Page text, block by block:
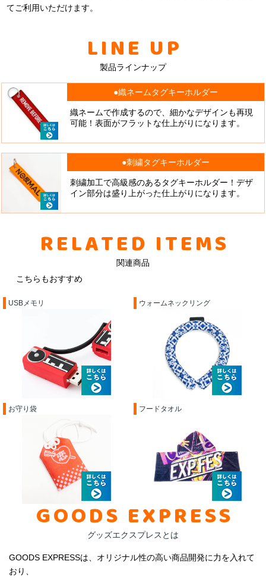
てご利用いただけます。
LINE UP
製品ラインナップ
●織ネームタグキーホルダー
織ネームで作成するので、細かなデザインも再現
可能！表面がフラットな仕上がりになります。
●刺繍タグキーホルダー
刺繍加工で高級感のあるタグキーホルダー！デザ
イン部分は盛り上がった仕上がりになります。
RELATED ITEMS
関連商品
こちらもおすすめ
USBメモリ ウォームネックリング
お守り袋 フードタオル
GOODS EXPRESS
グッズエクスプレスとは
GOODS EXPRESSは、オリジナル性の高い商品開発に力を入れて
おり、